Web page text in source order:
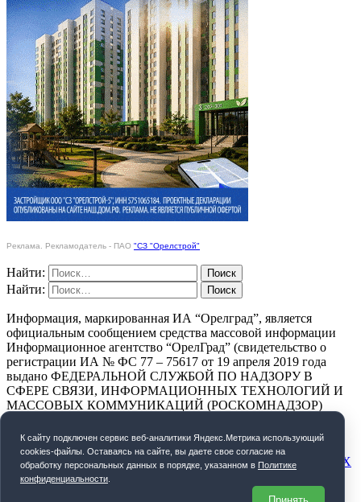
Реклама. Рекламодатель - ПАО "СЗ "Орелстрой"
Найти:
Найти:
Информация, маркированная ИА “Орелград”, является
официальным сообщением средства массовой информации
Информационное агентство “ОрелГрад” (свидетельство о
регистрации ИА № ФС 77 – 75617 от 19 апреля 2019 года
выдано ФЕДЕРАЛЬНОЙ СЛУЖБОЙ ПО НАДЗОРУ В
СФЕРЕ СВЯЗИ, ИНФОРМАЦИОННЫХ ТЕХНОЛОГИЙ И
МАССОВЫХ КОММУНИКАЦИЙ (РОСКОМНАДЗОР)
ПОЛИТИКА КОНФИДЕНЦИАЛЬНОСТИ
СОГЛАСИЕ НА ОБРАБОТКУ ПЕРСОНАЛЬНЫХ ДАННЫХ
К cайту подключен сервис веб-аналитики Яндекс.Метрика использующий
cookies-файлы. Оставаясь на сайте, вы даете свое согласие на
обработку персональных данных в порядке, указанном в Политике
конфиденциальности